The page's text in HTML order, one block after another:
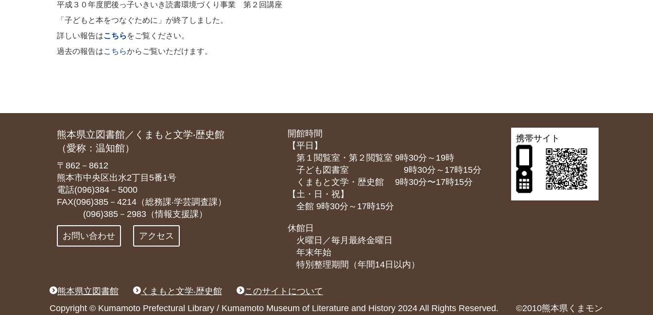
平成３０年度肥後っ子いきいき読書環境づくり事業 第２回講座
「子どもと本をつなぐために」が終了しました。
詳しい報告はこちら をご覧ください。
過去の報告はこちらからご覧いただけます。
熊本県立図書館／くまもと文学‧歴史館
（愛称：温知館）
〒862－8612
熊本市中央区出水2丁目5番1号
電話(096)384－5000
FAX(096)385－4214（総務課‧学芸調査課）
(096)385－2983（情報支援課）
お問い合わせ アクセス
開館時間
【平日】
第１閲覧室・第２閲覧室 9時30分～19時
子ども図書室 9時30分～17時15分
くまもと⽂学・歴史館 9時30分〜17時15分
【土・日・祝】
全館 9時30分～17時15分
休館日
火曜日／毎月最終金曜日
年末年始
特別整理期間（年間14日以内）
携帯サイト
熊本県立図書館 くまもと文学‧歴史館
このサイトについて
Copyright © Kumamoto Prefectural Library / Kumamoto Museum of Literature and History 2024 All Rights Reserved. ©2010熊本県くまモン